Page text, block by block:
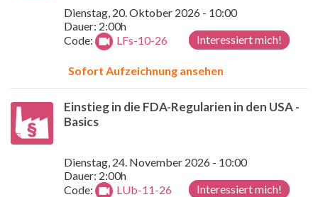
Dienstag, 20. Oktober 2026 - 10:00
Dauer: 2:00h
Interessiert mich!
Code: LFs-10-26
Sofort Aufzeichnung ansehen
Einstieg in die FDA-Regularien in den USA -
Basics
Dienstag, 24. November 2026 - 10:00
Dauer: 2:00h
Interessiert mich!
Code: LUb-11-26